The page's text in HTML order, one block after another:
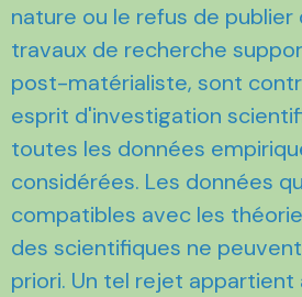
nature ou le refus de publier
travaux de recherche
post-matérialiste, sont
esprit d'investigation
toutes les données
considérées. Les données
compatibles avec les
des scientifiques ne
priori. Un tel rejet appartient